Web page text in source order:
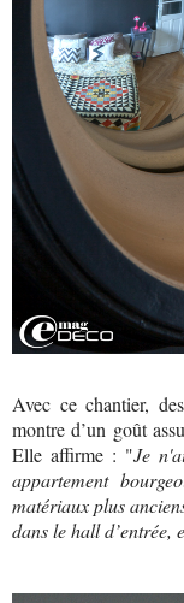
Avec ce chantier,
montre d’un goût
Elle affirme : "Je
appartement
matériaux plus
dans le hall d’entrée,